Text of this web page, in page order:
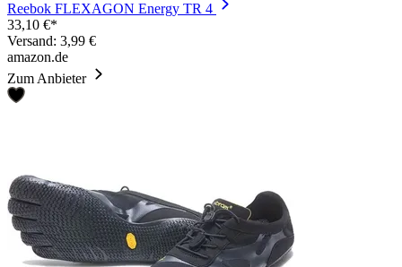
Reebok FLEXAGON Energy TR 4
33,10 €*
Versand: 3,99 €
amazon.de
Zum Anbieter